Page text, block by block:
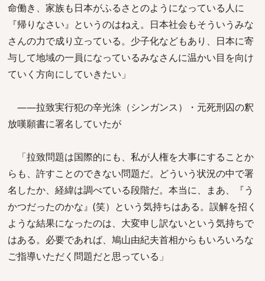
命働き、家族も日本がふるさとのようになっている人に
『帰りなさい』というのはねえ。日本社会もそういうみな
さんの力で成り立っている。少子化などもあり、日本に寄
与して地域の一員になっているみなさんに温かい目を向け
ていく方向にしていきたい」
――拉致実行犯の辛光洙（シンガンス）・元死刑囚の釈
放嘆願書に署名していたが
「拉致問題は国際的にも、私が人権を大事にすることか
らも、許すことのできない問題だ。どういう状況の中で署
名したか、経緯は調べている段階だ。本当に、まあ、『う
かつだったのかな』(笑）という気持ちはある。誤解を招く
ような結果になったのは、大変申し訳ないという気持ちで
はある。必要であれば、鳩山由紀夫首相からもいろいろな
ご指導いただく問題だと思っている」